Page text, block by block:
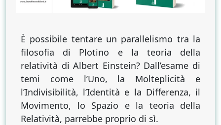
È possibile tentare un parallelismo tra la
filosofia di Plotino e la teoria della
relatività di Albert Einstein? Dall’esame di
temi come l’Uno, la Molteplicità e
l’Indivisibilità, l’Identità e la Differenza, il
Movimento, lo Spazio e la teoria della
Relatività, parrebbe proprio di sì.